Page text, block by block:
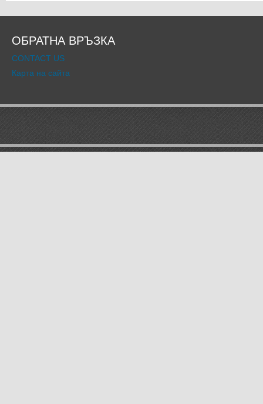
ОБРАТНА ВРЪЗКА
CONTACT US
Карта на сайта